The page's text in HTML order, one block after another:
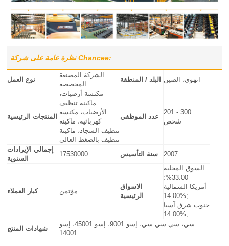
نظرة عامة على شركة Chancee:
نوع العمل
الشركة المصنعة
المخصصة
البلد / المنطقة انهوى، الصين
المنتجات الرئيسية
مكنسة أرضيات،
ماكينة تنظيف
الأرضيات، مكنسة
كهربائية، ماكينة
تنظيف السجاد، ماكينة
تنظيف بالضغط العالي
عدد الموظفي
201 - 300
شخص
إجمالي الإيرادات
السنوية
17530000 سنة التأسيس 2007
كبار العملاء مؤتمن
الاسواق
الرئيسية
السوق المحلية
33.00%؛
أمريكا الشمالية
14.00%;
جنوب شرق آسيا
14.00%;
شهادات المنتج
سي، سي سي سي، إسو 9001، إسو 45001، إسو
14001